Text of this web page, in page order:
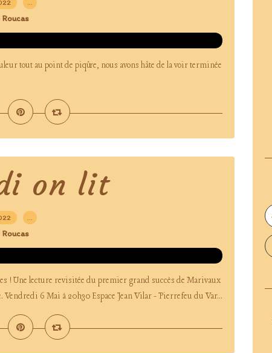
…
Roucas
tout au point de piqûre, nous avons hâte de la voir terminée
on lit
…
Roucas
! Une lecture revisitée du premier grand succès de Marivaux
6 Mai à 20h30 Espace Jean Vilar - Pierrefeu du Var...